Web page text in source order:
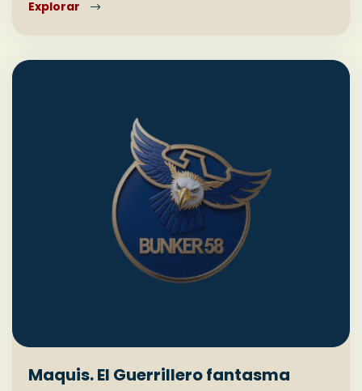
Explorar
Maquis. El Guerrillero fantasma